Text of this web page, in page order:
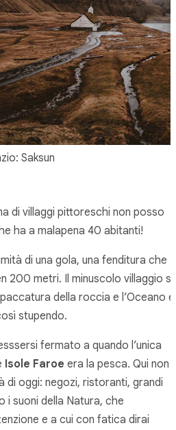
Saksun
di villaggi pittoreschi non posso
ha a malapena 40 abitanti!
di una gola, una fenditura che
200 metri. Il minuscolo villaggio si
della roccia e l’Oceano
stupendo.
fermato a quando l’unica
Isole Faroe era la pesca. Qui non
di oggi: negozi, ristoranti, grandi
i suoni della Natura, che
e a cui con fatica dirai